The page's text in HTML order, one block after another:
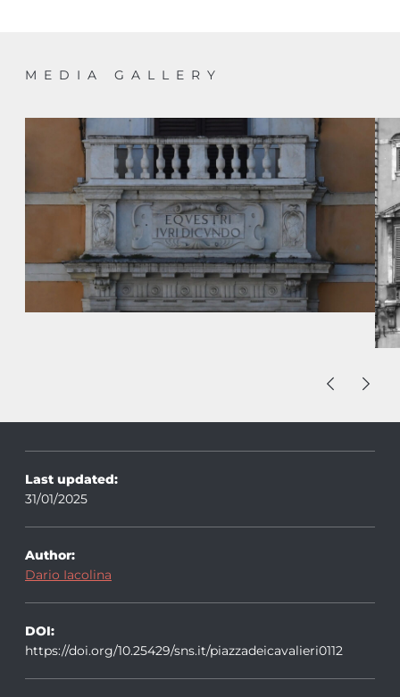
MEDIA GALLERY
Last updated:
31/01/2025
Author:
Dario Iacolina
DOI:
https://doi.org/10.25429/sns.it/piazzadeicavalieri0112